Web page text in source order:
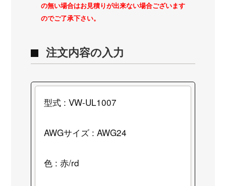
の無い場合はお見積りが出来ない場合ございます
のでご了承下さい。
注文内容の入力
型式 : VW-UL1007
AWGサイズ : AWG24
色 : 赤/rd